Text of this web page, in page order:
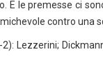
E le premesse ci
contro una
2): Lezzerini;